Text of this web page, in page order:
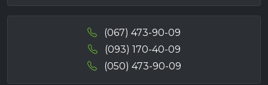
(067) 473-90-09
(093) 170-40-09
(050) 473-90-09